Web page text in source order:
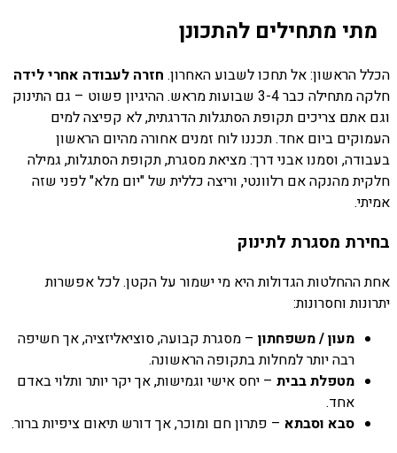
מתי מתחילים להתכונן
הכלל הראשון: אל תחכו לשבוע האחרון. חזרה לעבודה אחרי לידה
חלקה מתחילה כבר 3-4 שבועות מראש. ההיגיון פשוט – גם התינוק
וגם אתם צריכים תקופת הסתגלות הדרגתית, לא קפיצה למים
העמוקים ביום אחד. תכננו לוח זמנים אחורה מהיום הראשון
בעבודה, וסמנו אבני דרך: מציאת מסגרת, תקופת הסתגלות, גמילה
חלקית מהנקה אם רלוונטי, וריצה כללית של "יום מלא" לפני שזה
אמיתי.
בחירת מסגרת לתינוק
אחת ההחלטות הגדולות היא מי ישמור על הקטן. לכל אפשרות
יתרונות וחסרונות:
מעון / משפחתון – מסגרת קבועה, סוציאליזציה, אך חשיפה
רבה יותר למחלות בתקופה הראשונה.
מטפלת בבית – יחס אישי וגמישות, אך יקר יותר ותלוי באדם
אחד.
סבא וסבתא – פתרון חם ומוכר, אך דורש תיאום ציפיות ברור.